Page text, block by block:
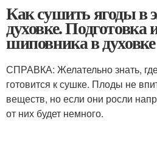
Как сушить ягоды в
духовке. Подготовка
шиповника в духовке
СПРАВКА: Желательно знать,
готовится к сушке. Плоды не
веществ, но если они росли
от них будет немного.